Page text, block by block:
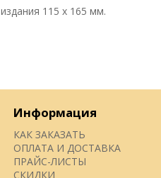
115 х 165 мм.
Информация
КАК ЗАКАЗАТЬ
ОПЛАТА И ДОСТАВКА
ПРАЙС-ЛИСТЫ
СКИДКИ